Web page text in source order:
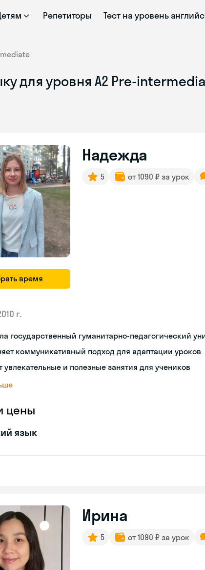
Репетиторы Тест на уровень
для уровня A2 Pre-
время
Надежда
5 от 1090 ₽ за урок
г.
государственный гуманитарно-педагогический
коммуникативный подход для адаптации уроков
увлекательные и полезные занятия для учеников
цены
язык
Ирина
5 от 1090 ₽ за урок